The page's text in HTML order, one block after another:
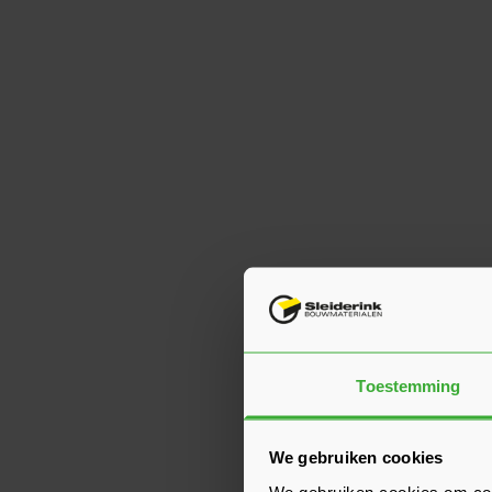
Toestemming
We gebruiken cookies